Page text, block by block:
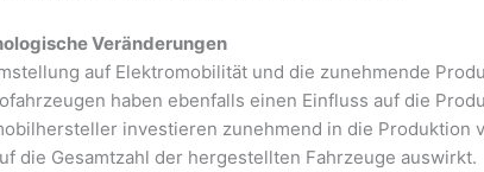
Veränderungen
auf Elektromobilität und die zunehmende
haben ebenfalls einen Einfluss auf die
investieren zunehmend in die Produktion
die Gesamtzahl der hergestellten Fahrzeuge auswirkt.